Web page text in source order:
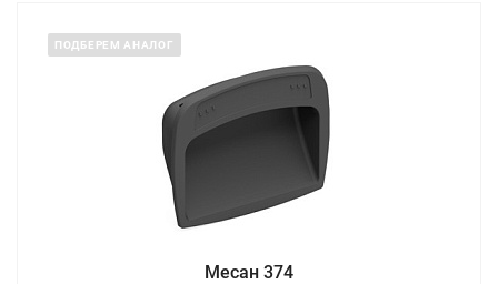
ПОДБЕРЕМ АНАЛОГ
Месан 374